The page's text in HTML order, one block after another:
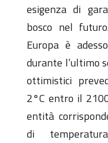
esigenza di
bosco nel
Europa è
durante l’ultimo
ottimistici
2°C entro il
entità
di